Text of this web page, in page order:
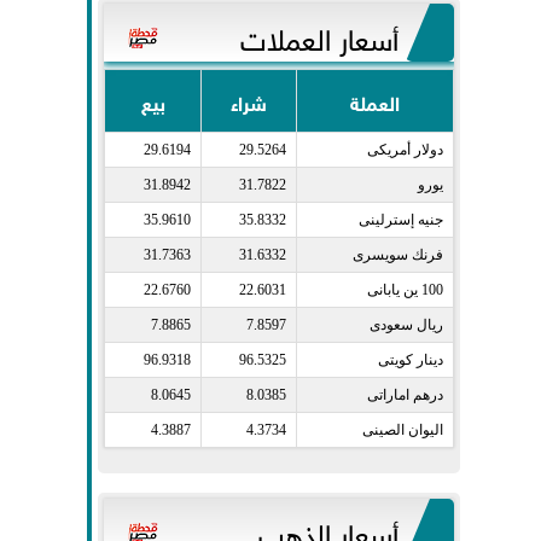
أسعار العملات
العملة شراء بيع
دولار أمريكى​ 29.5264
29.6194
يورو​ 31.7822
31.8942
جنيه إسترلينى​ 35.8332
35.9610
فرنك سويسرى​ 31.6332
31.7363
100 ين يابانى​ 22.6031
22.6760
ريال سعودى​ 7.8597
7.8865
دينار كويتى​ 96.5325
96.9318
درهم اماراتى​ 8.0385
8.0645
اليوان الصينى​ 4.3734
4.3887
أسعار الذهب